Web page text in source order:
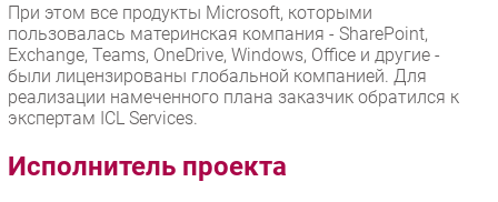
При этом все продукты Microsoft, которыми
пользовалась материнская компания - SharePoint,
Exchange, Teams, OneDrive, Windows, Office и другие -
были лицензированы глобальной компанией. Для
реализации намеченного плана заказчик обратился к
экспертам ICL Services.
Исполнитель проекта